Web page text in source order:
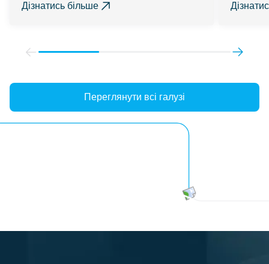
Дізнатись більше
Переглянути всі галузі